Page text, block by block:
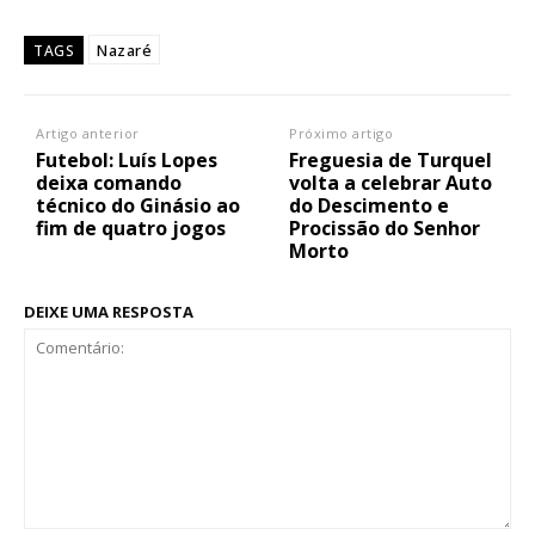
TAGS Nazaré
Artigo anterior
Futebol: Luís Lopes
deixa comando
técnico do Ginásio ao
fim de quatro jogos
Próximo artigo
Freguesia de Turquel
volta a celebrar Auto
do Descimento e
Procissão do Senhor
Morto
DEIXE UMA RESPOSTA